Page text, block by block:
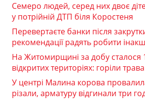
Семеро людей, серед них двоє
у потрійній ДТП біля Коростеня
Перевертаєте банки після
рекомендації радять робити
На Житомирщині за добу
відкритих територіях: горіли трава
У центрі Малина корова
різали, арматуру відгинали три